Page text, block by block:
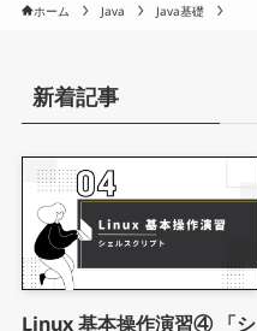
ホーム Java Java基礎
新着記事
Linux 基本操作演習④ 「シ